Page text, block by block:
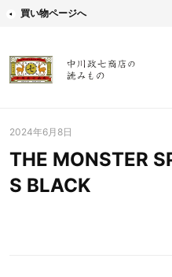
買い物ページへ
2024年6月8日
THE MONSTER
S BLACK